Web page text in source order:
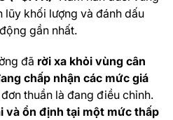
khối lượng và đánh dấu
gần nhất.
đã rời xa khỏi vùng cân
chấp nhận các mức giá
thuần là đang điều chỉnh.
và ổn định tại một mức thấp